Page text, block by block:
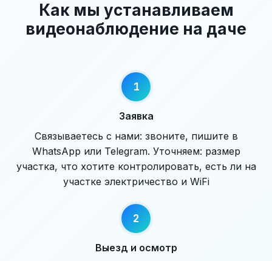
Как мы устанавливаем
видеонаблюдение на даче
Заявка
Связываетесь с нами: звоните, пишите в
WhatsApp или Telegram. Уточняем: размер
участка, что хотите контролировать, есть ли на
участке электричество и WiFi
Выезд и осмотр